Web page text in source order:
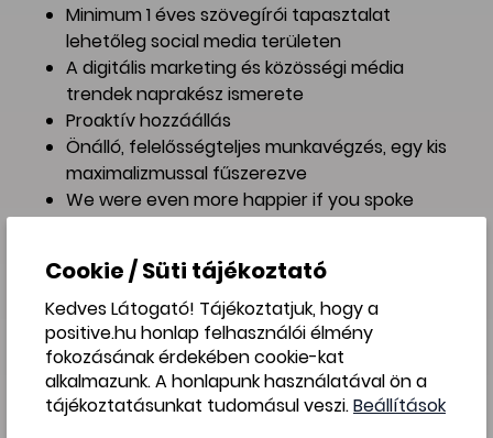
Minimum 1 éves szövegírói tapasztalat
lehetőleg social media területen
A digitális marketing és közösségi média
trendek naprakész ismerete
Proaktív hozzáállás
Önálló, felelősségteljes munkavégzés, egy kis
maximalizmussal fűszerezve
We were even more happier if you spoke
Téged keresünk? Győzz meg minket egy
fényképes önéletrajzzal és egy motivációs
levéllel, illetve a fizetési igényedet se tartsd
magadban!
Jelentkezés
Cookie / Süti tájékoztató
Kedves Látogató! Tájékoztatjuk, hogy a
positive.hu honlap felhasználói élmény
fokozásának érdekében cookie-kat
alkalmazunk. A honlapunk használatával ön a
tájékoztatásunkat tudomásul veszi.Beállítások